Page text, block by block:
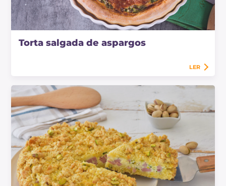
Torta salgada de aspargos
LER